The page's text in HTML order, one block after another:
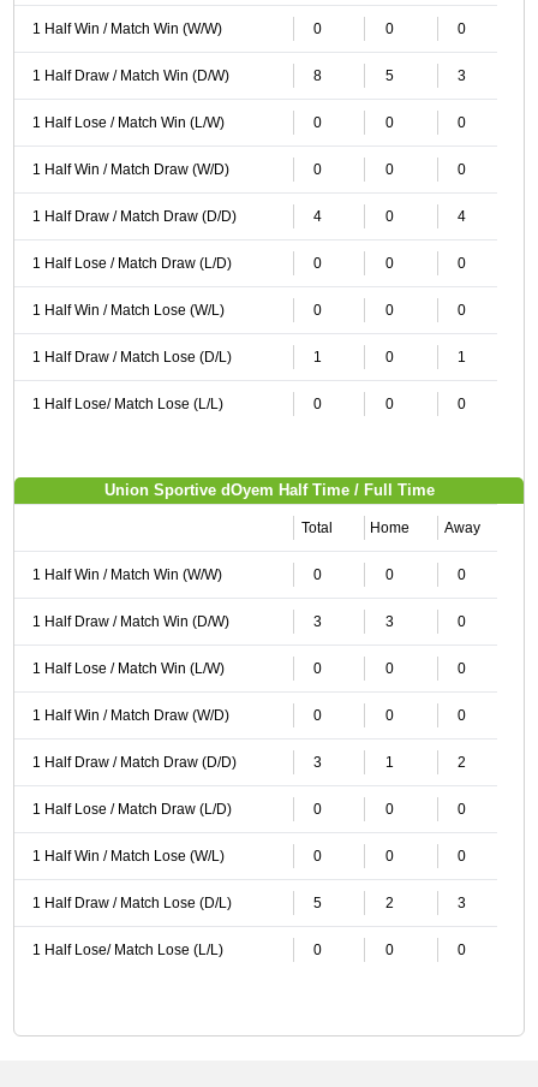
1 Half Win / Match Win (W/W) 0 0 0
1 Half Draw / Match Win (D/W) 8 5 3
1 Half Lose / Match Win (L/W) 0 0 0
1 Half Win / Match Draw (W/D) 0 0 0
1 Half Draw / Match Draw (D/D) 4 0 4
1 Half Lose / Match Draw (L/D) 0 0 0
1 Half Win / Match Lose (W/L) 0 0 0
1 Half Draw / Match Lose (D/L) 1 0 1
1 Half Lose/ Match Lose (L/L) 0 0 0
Union Sportive dOyem Half Time / Full Time
Total Home Away
1 Half Win / Match Win (W/W) 0 0 0
1 Half Draw / Match Win (D/W) 3 3 0
1 Half Lose / Match Win (L/W) 0 0 0
1 Half Win / Match Draw (W/D) 0 0 0
1 Half Draw / Match Draw (D/D) 3 1 2
1 Half Lose / Match Draw (L/D) 0 0 0
1 Half Win / Match Lose (W/L) 0 0 0
1 Half Draw / Match Lose (D/L) 5 2 3
1 Half Lose/ Match Lose (L/L) 0 0 0